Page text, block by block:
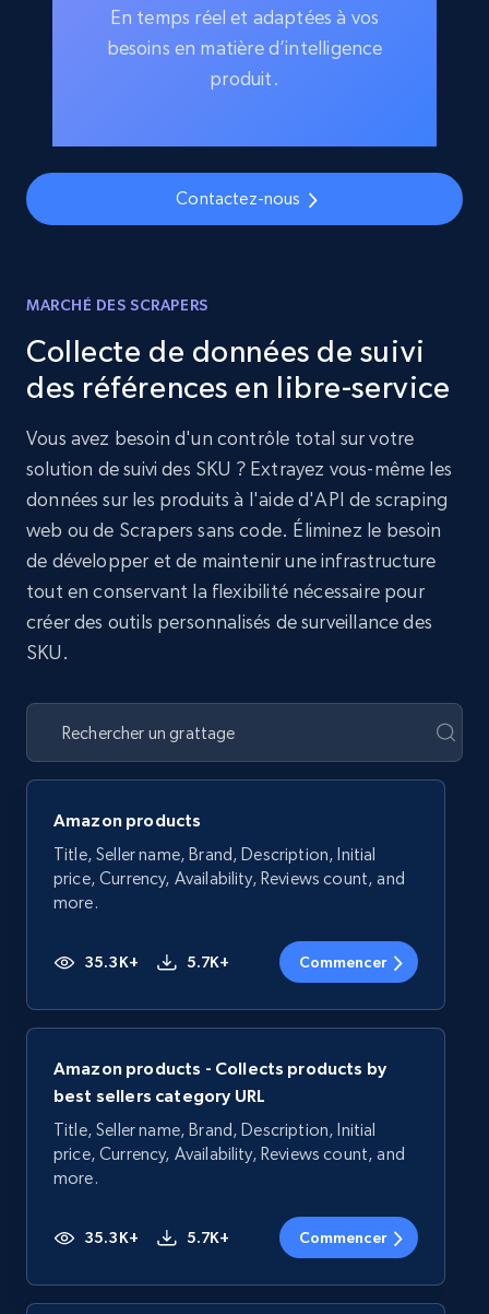
En temps réel et adaptées à vos
besoins en matière d’intelligence
produit.
Contactez-nous
MARCHÉ DES SCRAPERS
Collecte de données de suivi
des références en libre-service
Vous avez besoin d'un contrôle total sur votre
solution de suivi des SKU ? Extrayez vous-même les
données sur les produits à l'aide d'API de scraping
web ou de Scrapers sans code. Éliminez le besoin
de développer et de maintenir une infrastructure
tout en conservant la flexibilité nécessaire pour
créer des outils personnalisés de surveillance des
SKU.
Amazon products
Title, Seller name, Brand, Description, Initial
price, Currency, Availability, Reviews count, and
more.
35.3K+ 5.7K+ Commencer
Amazon products - Collects products by
best sellers category URL
Title, Seller name, Brand, Description, Initial
price, Currency, Availability, Reviews count, and
more.
35.3K+ 5.7K+ Commencer